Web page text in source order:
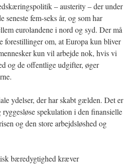
– austerity – der under
fem-seks år, og som har
eurolandene i nord og syd. Der må
forestillinger om, at Europa kun bliver
kun vil arbejde nok, hvis vi
og de offentlige udgifter, øger
ydelser, der har skabt gælden. Det er
spekulation i den finansielle
og den store arbejdsløshed og
bæredygtighed kræver